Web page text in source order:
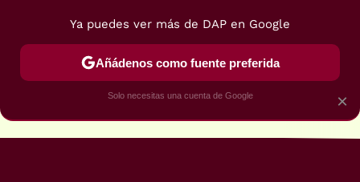
×
Ya puedes ver más de DAP en Google
Añádenos como fuente preferida
Solo necesitas una cuenta de Google